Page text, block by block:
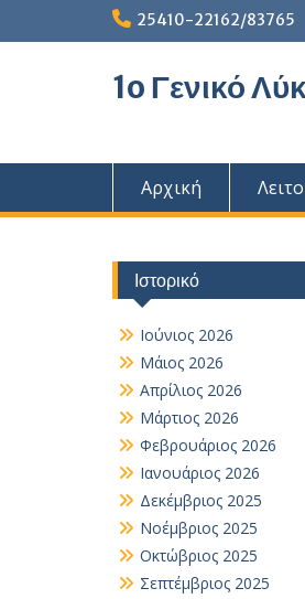
25410-22162/83765
1o Γενικό
Αρχική
Ιστορικό
Ιούνιος 2026
Μάιος 2026
Απρίλιος 2026
Μάρτιος 2026
Φεβρουάριος 2026
Ιανουάριος 2026
Δεκέμβριος 2025
Νοέμβριος 2025
Οκτώβριος 2025
Σεπτέμβριος 2025